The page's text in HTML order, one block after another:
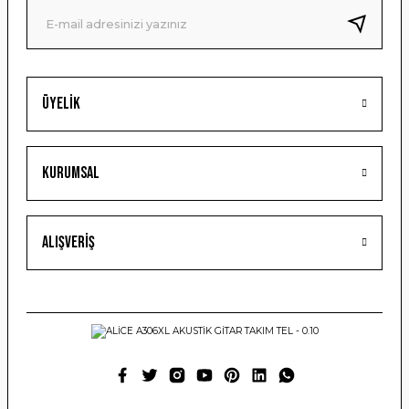
Bu ürüne benzer farklı alternatifler olmalı.
Gönder
Üyelik
Kurumsal
Alışveriş